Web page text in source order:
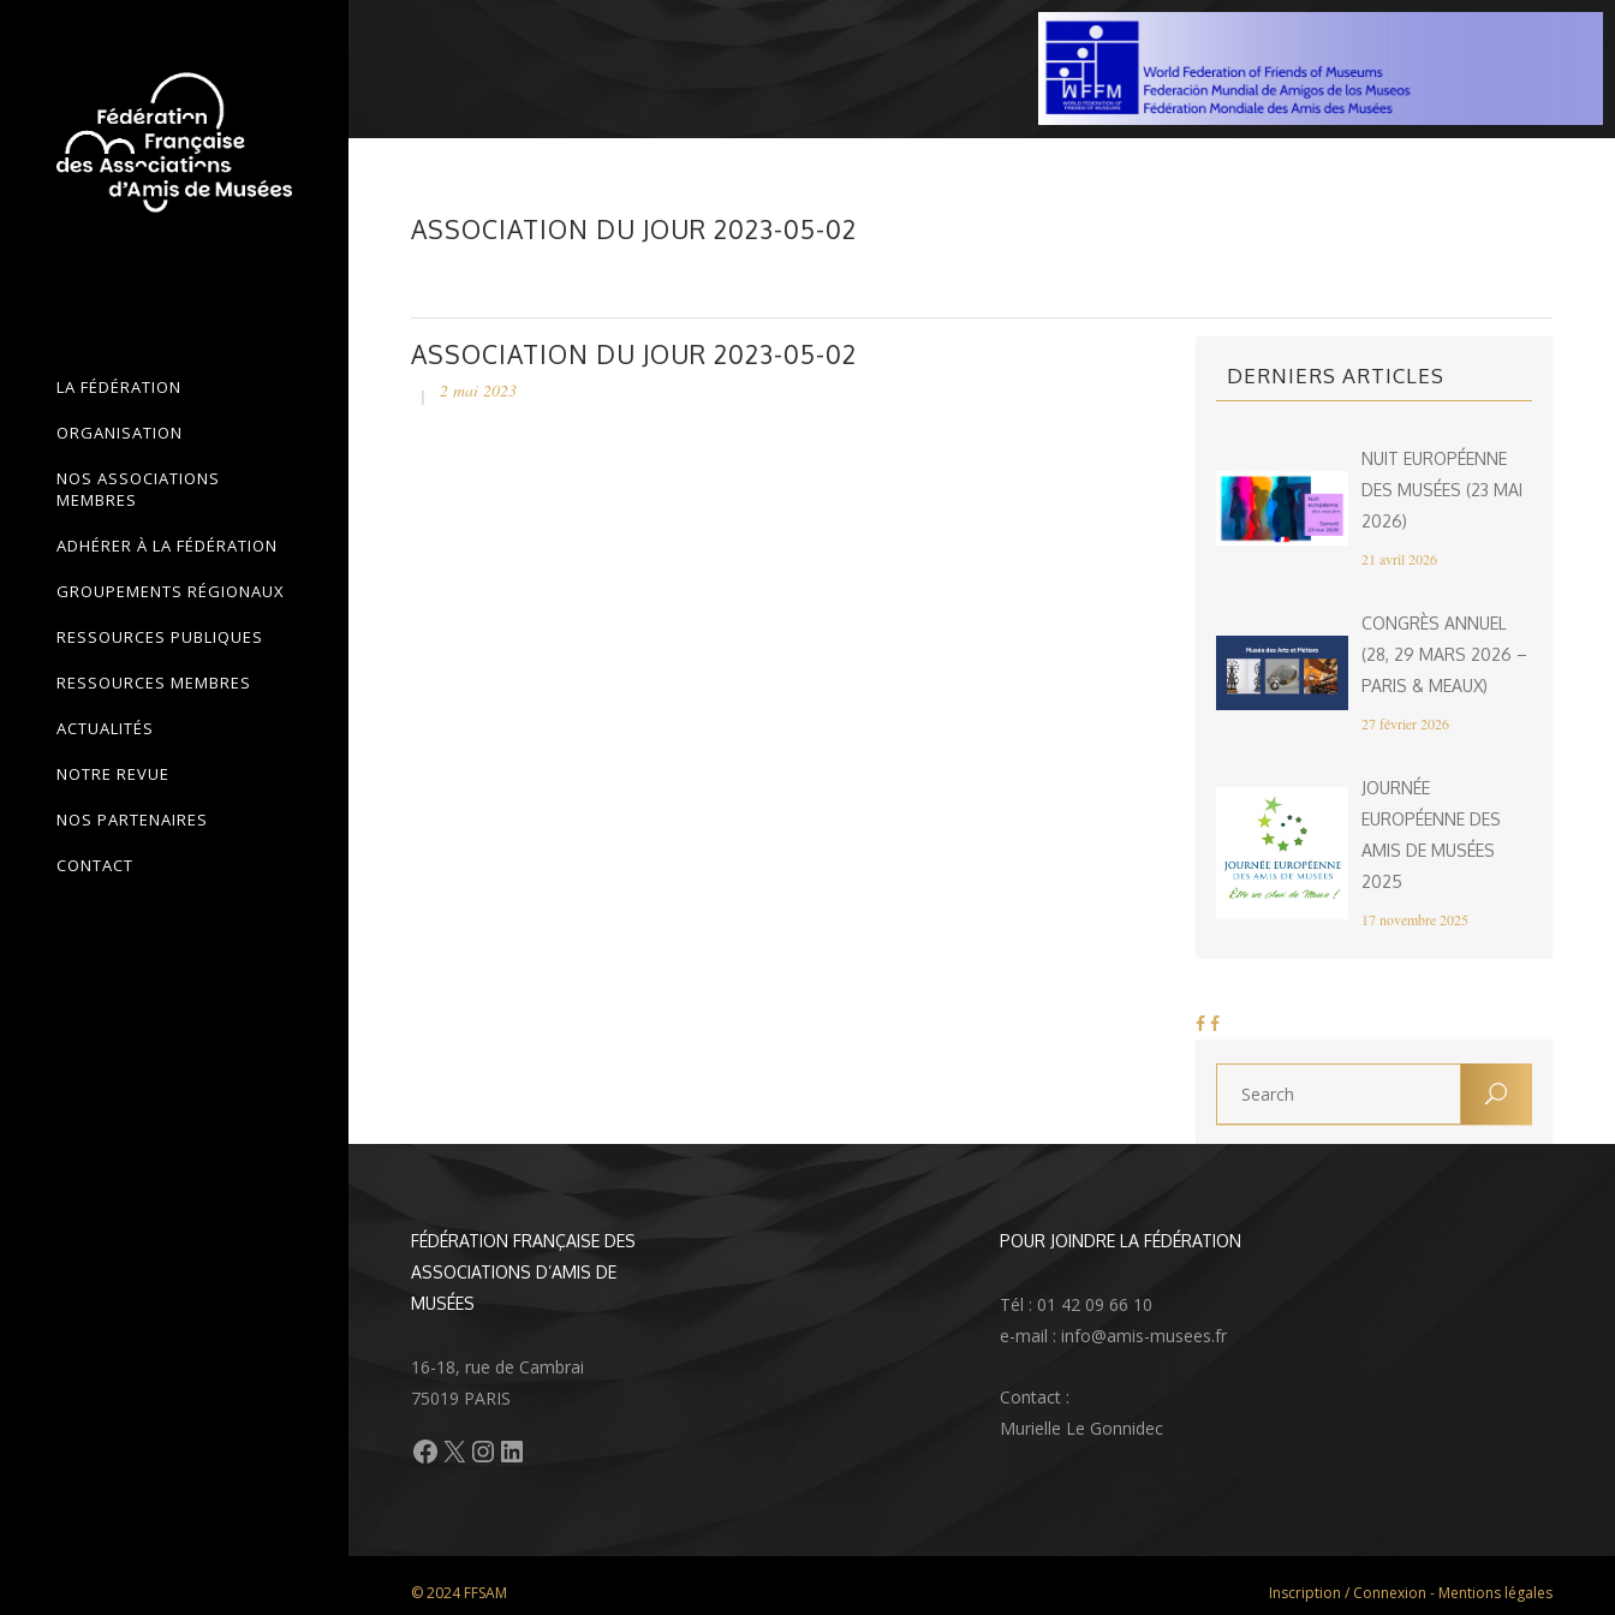
LA FÉDÉRATION
ORGANISATION
NOS ASSOCIATIONS
MEMBRES
ADHÉRER À LA FÉDÉRATION
GROUPEMENTS RÉGIONAUX
RESSOURCES PUBLIQUES
RESSOURCES MEMBRES
ACTUALITÉS
NOTRE REVUE
NOS PARTENAIRES
CONTACT
ASSOCIATION DU JOUR 2023-05-02
ASSOCIATION DU JOUR 2023-05-02
2 mai 2023
DERNIERS ARTICLES
NUIT EUROPÉENNE
DES MUSÉES (23 MAI
2026)
21 avril 2026
CONGRÈS ANNUEL
(28, 29 MARS 2026 –
PARIS & MEAUX)
27 février 2026
JOURNÉE
EUROPÉENNE DES
AMIS DE MUSÉES
2025
17 novembre 2025
FÉDÉRATION FRANÇAISE DES
ASSOCIATIONS D’AMIS DE
MUSÉES
16-18, rue de Cambrai
75019 PARIS
Facebook
X Instagram
LinkedIn
POUR JOINDRE LA FÉDÉRATION
Tél : 01 42 09 66 10
e-mail : info@amis-musees.fr
Contact :
Murielle Le Gonnidec
© 2024 FFSAM Inscription / Connexion - Mentions légales